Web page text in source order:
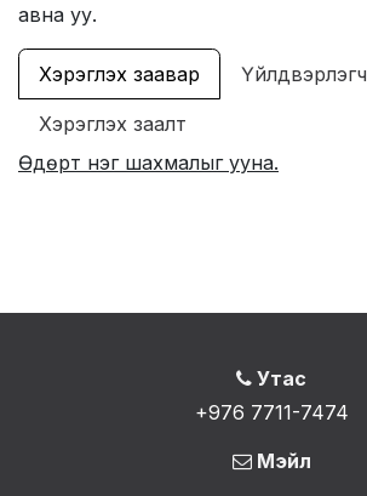
авна уу.
Хэрэглэх заавар Үйлдвэрлэгч
Хэрэглэх заалт
Өдөрт нэг шахмалыг ууна. ​
Утас
+976 7711-7474
Мэйл